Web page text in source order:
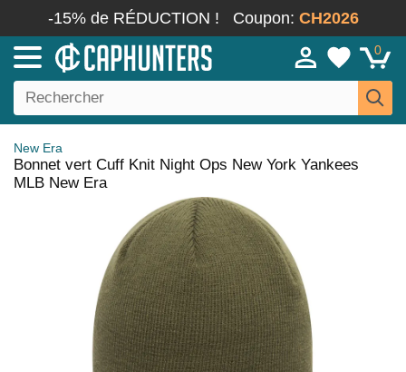
-15% de RÉDUCTION ! Coupon: CH2026
0
New Era
Bonnet vert Cuff Knit Night Ops New York Yankees
MLB New Era